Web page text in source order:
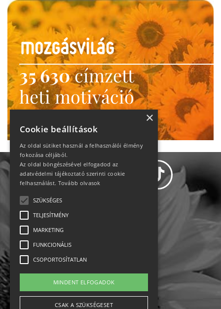
35 630címzett
heti motiváció
Ne maradj le!
Impresszum-kapcsolat
Jogi nyilatkozat
Rólunk
×
Cookie beállítások
Az oldal sütiket használ a felhasználói élmény
fokozása céljából.
Az oldal böngészésével elfogadod az
adatvédelmi tájékoztató szerinti cookie
felhasználást. Tovább olvasok
SZÜKSÉGES
TELJESÍTMÉNY
MARKETING
FUNKCIONÁLIS
CSOPORTOSÍTATLAN
MINDENT ELFOGADOK
CSAK A SZÜKSÉGESET